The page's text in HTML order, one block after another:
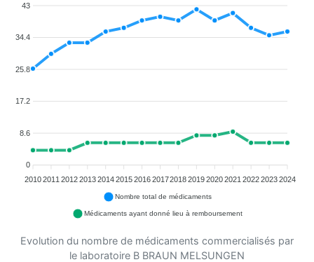
43
34.4
25.8
17.2
8.6
0
20102011 20122013201420152016 20172018201920202021 202220232024
Nombre total de médicaments
Médicaments ayant donné lieu à remboursement
Evolution du nombre de médicaments commercialisés par
le laboratoire B BRAUN MELSUNGEN